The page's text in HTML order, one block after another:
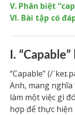
V. Phân biệt
VI. Bài tập có
I. “Capable”
“Capable” (/
Anh, mang nghĩa
làm một việc gì
hợp để thực